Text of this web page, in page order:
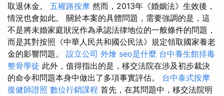
取退休金。 五權路按摩 然而，2013年《婚姻法》生效後，
情況也會如此。 關於本案的具體問題，需要強調的是，這
不是將未婚家庭狀況作為承認法律地位的一般條件的問題，
而是其對按照《中華人民共和國公民法》規定領取國家養老
金的影響問題。 設立公司 外燴 seo是什麼 台中養生館排毒
整骨學徒 此外，值得指出的是，移交法院在涉及初步裁決
的命令和問題本身中做出了多項事實評估。 台中泰式按摩
復健師證照 數位行銷課程 首先，在其問題中，移交法院明